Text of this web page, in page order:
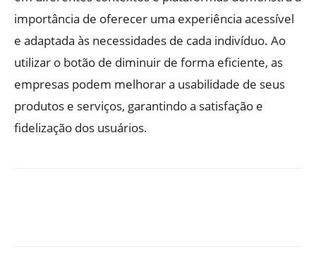
importância de oferecer uma experiência acessível
e adaptada às necessidades de cada indivíduo. Ao
utilizar o botão de diminuir de forma eficiente, as
empresas podem melhorar a usabilidade de seus
produtos e serviços, garantindo a satisfação e
fidelização dos usuários.